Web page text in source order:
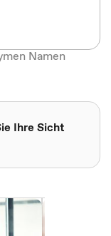
Namen
Ihre Sicht